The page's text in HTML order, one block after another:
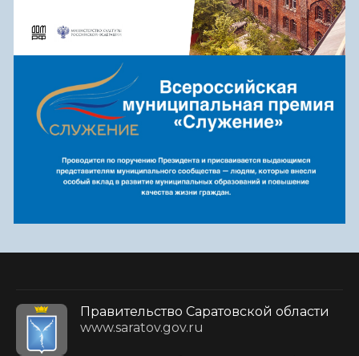
Правительство Саратовской области
www.saratov.gov.ru